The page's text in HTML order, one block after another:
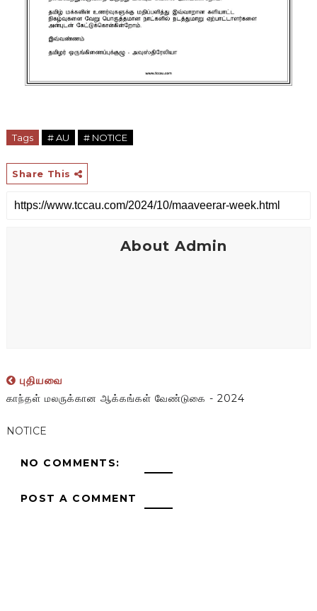
Tags # AU # NOTICE
Share This
About Admin
புதியவை
காந்தள் மலருக்கான ஆக்கங்கள் வேண்டுகை - 2024
NOTICE
NO COMMENTS:
POST A COMMENT